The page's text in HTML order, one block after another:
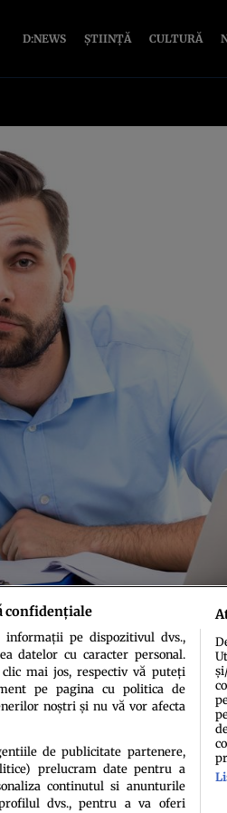
D:NEWS ȘTIINȚĂ CULTURĂ
de confidenţialitatePolitica de
confidențiale
informații pe dispozitivul dvs.,
datelor cu caracter personal.
mai jos, respectiv vă puteți
pe pagina cu politica de
noștri și nu vă vor afecta
de publicitate partenere,
prelucram date pentru a
continutul si anunturile
dvs., pentru a va oferi